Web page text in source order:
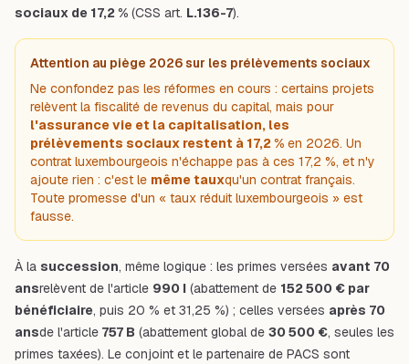
sociaux de 17,2 % (CSS art. L.136-7).
Attention au piège 2026 sur les prélèvements sociaux
Ne confondez pas les réformes en cours : certains projets
relèvent la fiscalité de revenus du capital, mais pour
l'assurance vie et la capitalisation, les
prélèvements sociaux restent à 17,2 % en 2026. Un
contrat luxembourgeois n'échappe pas à ces 17,2 %, et n'y
ajoute rien : c'est le même tauxqu'un contrat français.
Toute promesse d'un « taux réduit luxembourgeois » est
fausse.
À la succession, même logique : les primes versées avant 70
ansrelèvent de l'article 990 I (abattement de 152 500 € par
bénéficiaire, puis 20 % et 31,25 %) ; celles versées après 70
ansde l'article 757 B (abattement global de 30 500 €, seules les
primes taxées). Le conjoint et le partenaire de PACS sont